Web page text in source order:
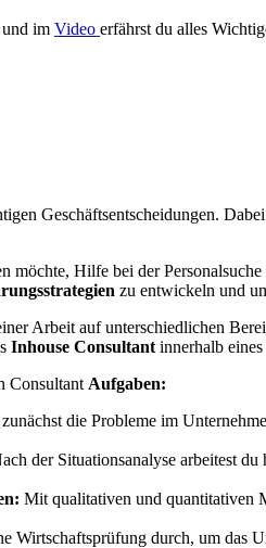
und im Video erfährst du alles
Geschäftsentscheidungen.
möchte, Hilfe bei der
zu entwickeln und
Arbeit auf unterschiedlichen
Inhouse Consultant innerhalb
Consultant Aufgaben:
die Probleme im
der Situationsanalyse arbeitest
Mit qualitativen und quantitativen
Wirtschaftsprüfung durch, um das